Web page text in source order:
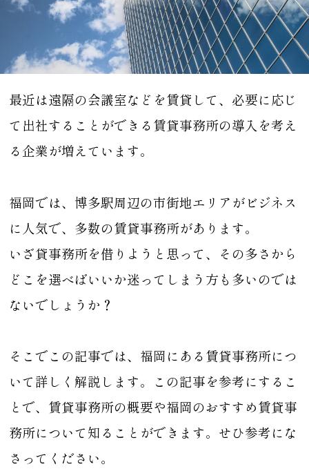
お問い合わせ
最近は遠隔の会議室などを賃貸して、必要に応じ
て出社することができる賃貸事務所の導入を考え
る企業が増えています。
福岡では、博多駅周辺の市街地エリアがビジネス
に人気で、多数の賃貸事務所があります。
いざ貸事務所を借りようと思って、その多さから
どこを選べばいいか迷ってしまう方も多いのでは
ないでしょうか？
そこでこの記事では、福岡にある賃貸事務所につ
いて詳しく解説します。この記事を参考にするこ
とで、賃貸事務所の概要や福岡のおすすめ賃貸事
務所について知ることができます。せひ参考にな
さってください。